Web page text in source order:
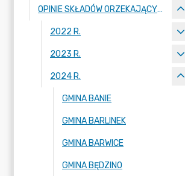
OPINIE SKŁADÓW ORZEKAJĄCYCH
2022 R.
2023 R.
2024 R.
GMINA BANIE
GMINA BARLINEK
GMINA BARWICE
GMINA BĘDZINO